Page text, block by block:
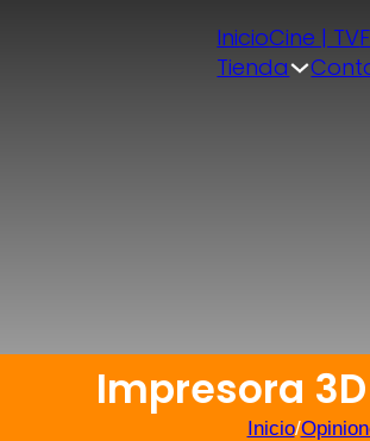
InicioCine | TV
Tienda
Impresora
Inicio/